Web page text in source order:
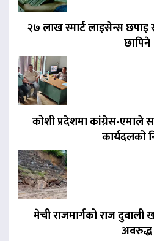
२७ लाख स्मार्ट लाइसेन्स छपाइ
छापिने
कोशी प्रदेशमा कांग्रेस-एमाले
कार्यदलको
मेची राजमार्गको राज दुवाली
अवरुद्ध